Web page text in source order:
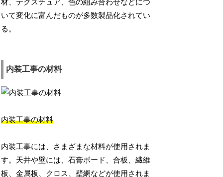
材、テクスチュア、色の組み合わせなどにつ
いて変化に富んだものが多数製品化されてい
る。
内装工事の材料
内装工事の材料
内装工事には、さまざまな材料が使用されま
す。天井や壁には、石膏ボード、合板、繊維
板、金属板、クロス、壁網などが使用されま